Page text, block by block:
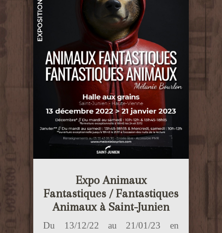
Expo Animaux
Fantastiques / Fantastiques
Animaux à Saint-Junien
Du 13/12/22 au 21/01/23 en